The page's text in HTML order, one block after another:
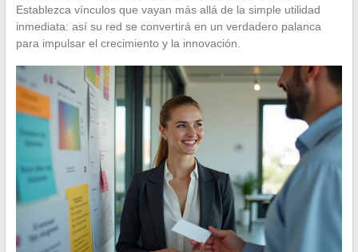
Establezca vínculos que vayan más allá de la simple utilidad
inmediata: así su red se convertirá en un verdadero palanca
para impulsar el crecimiento y la innovación.